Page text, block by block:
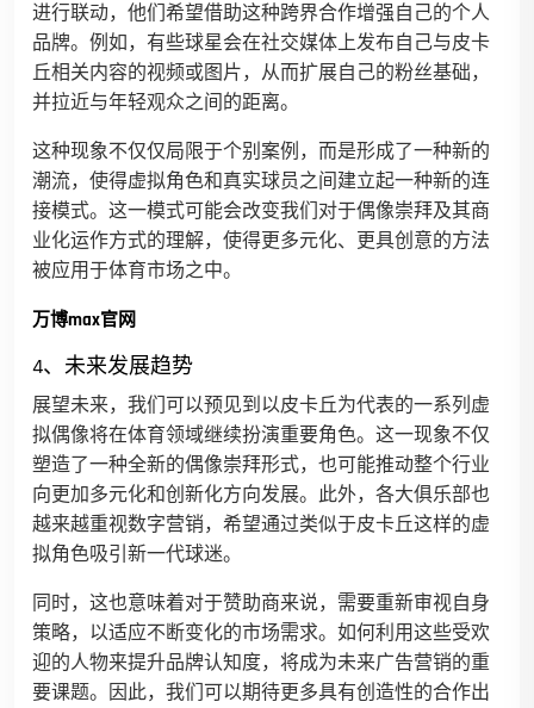
进行联动，他们希望借助这种跨界合作增强自己的个人
品牌。例如，有些球星会在社交媒体上发布自己与皮卡
丘相关内容的视频或图片，从而扩展自己的粉丝基础，
并拉近与年轻观众之间的距离。
这种现象不仅仅局限于个别案例，而是形成了一种新的
潮流，使得虚拟角色和真实球员之间建立起一种新的连
接模式。这一模式可能会改变我们对于偶像崇拜及其商
业化运作方式的理解，使得更多元化、更具创意的方法
被应用于体育市场之中。
万博max官网
4、未来发展趋势
展望未来，我们可以预见到以皮卡丘为代表的一系列虚
拟偶像将在体育领域继续扮演重要角色。这一现象不仅
塑造了一种全新的偶像崇拜形式，也可能推动整个行业
向更加多元化和创新化方向发展。此外，各大俱乐部也
越来越重视数字营销，希望通过类似于皮卡丘这样的虚
拟角色吸引新一代球迷。
同时，这也意味着对于赞助商来说，需要重新审视自身
策略，以适应不断变化的市场需求。如何利用这些受欢
迎的人物来提升品牌认知度，将成为未来广告营销的重
要课题。因此，我们可以期待更多具有创造性的合作出